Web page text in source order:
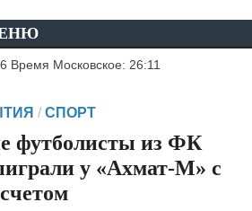
Время Московское: 26:11
/ СПОРТ
футболисты из ФК
у «Ахмат-М» с